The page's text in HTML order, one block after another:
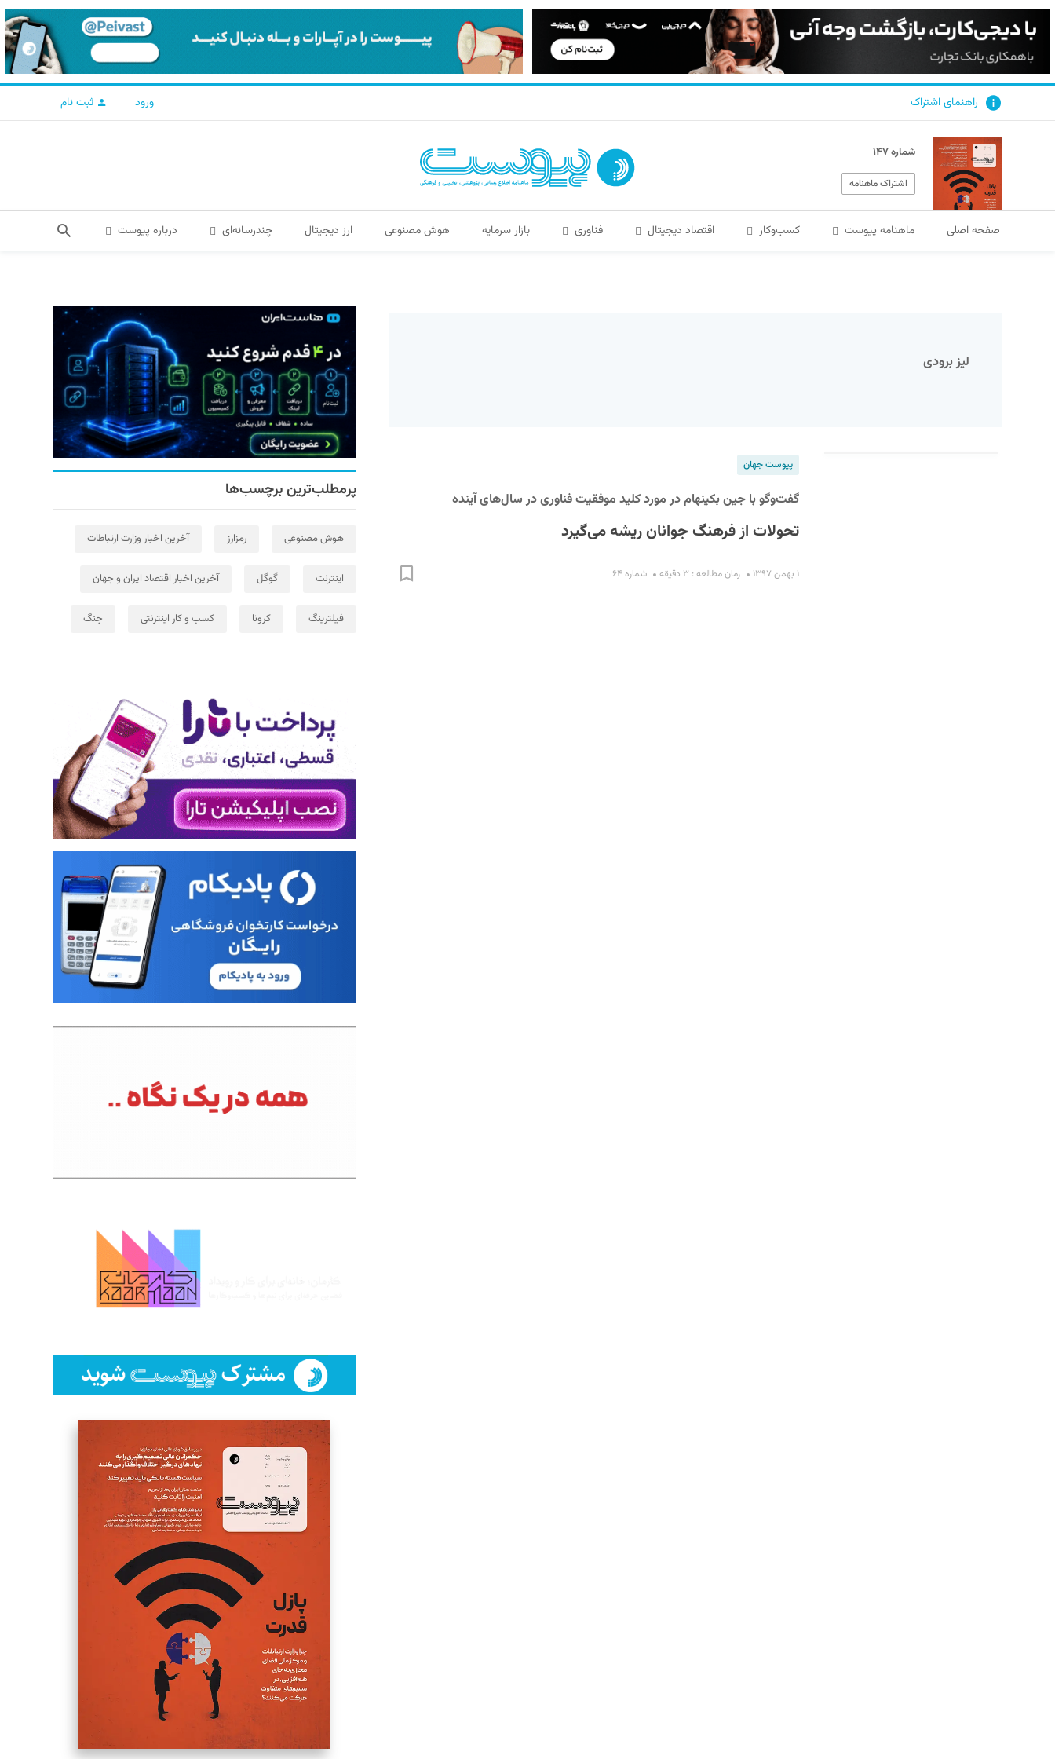
راهنمای اشتراک ورود ثبت نام
شماره ۱۴۷
اشتراک ماهنامه
صفحه اصلی ماهنامه پیوست کسب‌و‌کار اقتصاد دیجیتال فناوری بازار سرمایه هوش مصنوعی ارز دیجیتال چندرسانه‌ای درباره پیوست
لیز برودی
پیوست جهان
گفت‌وگو با جین بکینهام در مورد کلید موفقیت فناوری در سال‌های آینده
تحولات از فرهنگ جوانان ریشه می‌گیرد
۱ بهمن ۱۳۹۷ زمان مطالعه : ۳ دقیقه شماره ۶۴
پرمطلب‌ترین برچسب‌ها
هوش مصنوعی رمزارز آخرین اخبار وزارت ارتباطات
اینترنت گوگل آخرین اخبار اقتصاد ایران و جهان
فیلترینگ کرونا کسب و کار اینترنتی جنگ